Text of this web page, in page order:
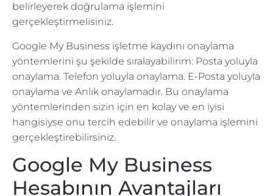
belirleyerek doğrulama işlemini
gerçekleştirmelisiniz.
Google My Business işletme kaydını onaylama
yöntemlerini şu şekilde sıralayabilirim: Posta yoluyla
onaylama. Telefon yoluyla onaylama. E-Posta yoluyla
onaylama ve Anlık onaylamadır. Bu onaylama
yöntemlerinden sizin için en kolay ve en iyisi
hangisiyse onu tercih edebilir ve onaylama işlemini
gerçekleştirebilirsiniz.
Google My Business
Hesabının Avantajları